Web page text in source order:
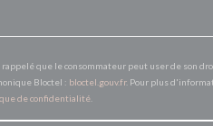
que le consommateur peut user de son
Bloctel : bloctel.gouv.fr. Pour plus
de confidentialité